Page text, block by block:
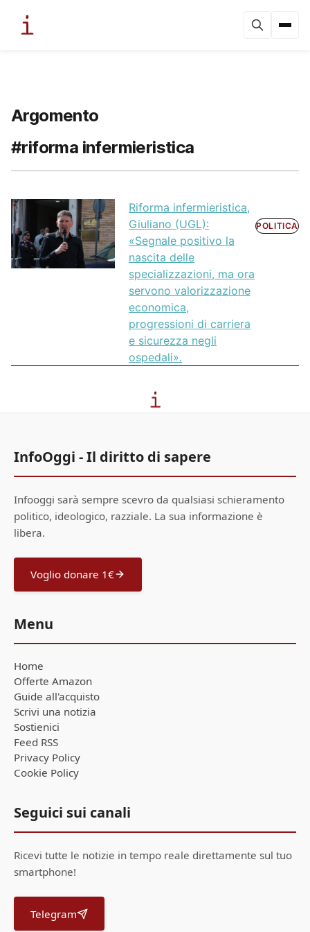
Argomento
#riforma infermieristica
Riforma infermieristica,
Giuliano (UGL):
«Segnale positivo la
nascita delle
specializzazioni, ma ora
servono valorizzazione
economica,
progressioni di carriera
e sicurezza negli
ospedali».
POLITICA
InfoOggi - Il diritto di sapere
Infooggi sarà sempre scevro da qualsiasi schieramento
politico, ideologico, razziale. La sua informazione è
libera.
Voglio donare 1€
Menu
Home
Offerte Amazon
Guide all'acquisto
Scrivi una notizia
Sostienici
Feed RSS
Privacy Policy
Cookie Policy
Seguici sui canali
Ricevi tutte le notizie in tempo reale direttamente sul tuo
smartphone!
Telegram